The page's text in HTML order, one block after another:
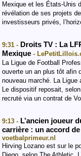
Mexique et les États-Unis
révélation de ses projets
investisseurs privés,
9:31 - Droits TV : La
Mexique -
La Ligue de Football
ouverte un an plus tôt afin
nouveau marché. La Ligue
Le dispositif reposait,
recruté via un contrat de
9:13 - L’ancien joueur
carrière : un accord
voetbalprimeur.nl
Hirving Lozano est sur le